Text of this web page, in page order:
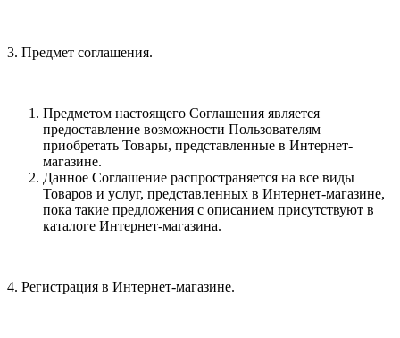
3. Предмет соглашения.
Предметом настоящего Соглашения является
предоставление возможности Пользователям
приобретать Товары, представленные в Интернет-
магазине.
Данное Соглашение распространяется на все виды
Товаров и услуг, представленных в Интернет-магазине,
пока такие предложения с описанием присутствуют в
каталоге Интернет-магазина.
4. Регистрация в Интернет-магазине.